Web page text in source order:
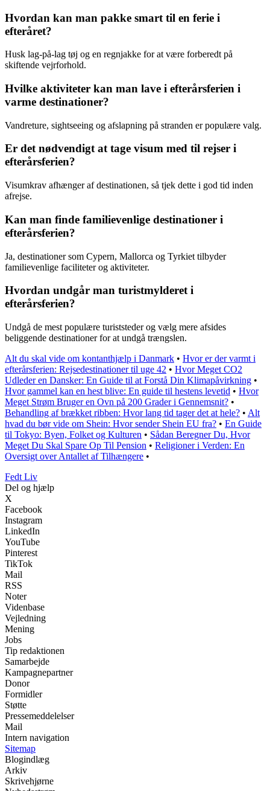
Hvordan kan man pakke smart til en ferie i
efteråret?
Husk lag-på-lag tøj og en regnjakke for at være forberedt på
skiftende vejrforhold.
Hvilke aktiviteter kan man lave i efterårsferien i
varme destinationer?
Vandreture, sightseeing og afslapning på stranden er populære valg.
Er det nødvendigt at tage visum med til rejser i
efterårsferien?
Visumkrav afhænger af destinationen, så tjek dette i god tid inden
afrejse.
Kan man finde familievenlige destinationer i
efterårsferien?
Ja, destinationer som Cypern, Mallorca og Tyrkiet tilbyder
familievenlige faciliteter og aktiviteter.
Hvordan undgår man turistmylderet i
efterårsferien?
Undgå de mest populære turiststeder og vælg mere afsides
beliggende destinationer for at undgå trængslen.
Alt du skal vide om kontanthjælp i Danmark • Hvor er der varmt i
efterårsferien: Rejsedestinationer til uge 42 • Hvor Meget CO2
Udleder en Dansker: En Guide til at Forstå Din Klimapåvirkning •
Hvor gammel kan en hest blive: En guide til hestens levetid • Hvor
Meget Strøm Bruger en Ovn på 200 Grader i Gennemsnit? •
Behandling af brækket ribben: Hvor lang tid tager det at hele? • Alt
hvad du bør vide om Shein: Hvor sender Shein EU fra? • En Guide
til Tokyo: Byen, Folket og Kulturen • Sådan Beregner Du, Hvor
Meget Du Skal Spare Op Til Pension • Religioner i Verden: En
Oversigt over Antallet af Tilhængere •
Fedt Liv
Del og hjælp
X
Facebook
Instagram
LinkedIn
YouTube
Pinterest
TikTok
Mail
RSS
Noter
Videnbase
Vejledning
Mening
Jobs
Tip redaktionen
Samarbejde
Kampagnepartner
Donor
Formidler
Støtte
Pressemeddelelser
Mail
Intern navigation
Sitemap
Blogindlæg
Arkiv
Skrivehjørne